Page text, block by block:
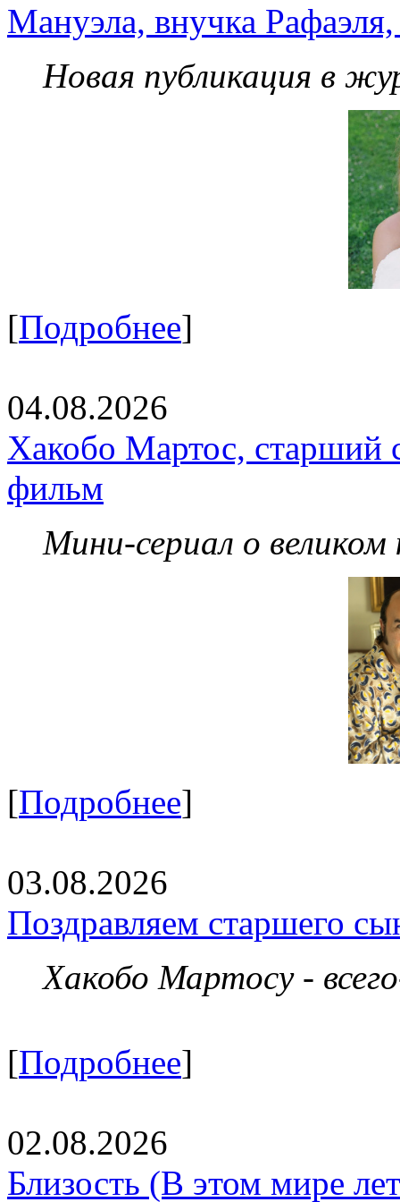
Мануэла, внучка
Новая публикация в
[Подробнее]
04.08.2026
Хакобо Мартос, старший
фильм
Мини-сериал о великом
[Подробнее]
03.08.2026
Поздравляем старшего
Хакобо Мартосу -
[Подробнее]
02.08.2026
Близость (В этом мире